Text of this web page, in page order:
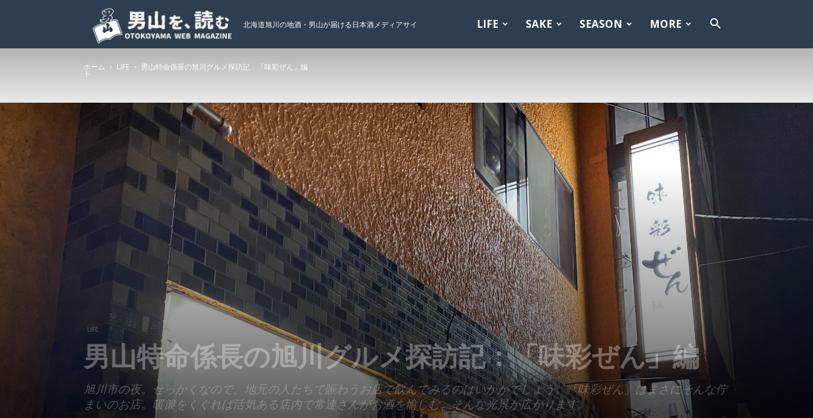
北海道旭川の地酒・男山が届ける日本酒メディアサイ
ト
LIFE SAKE SEASON MORE
ホーム LIFE 男山特命係長の旭川グルメ探訪記：「味彩ぜん」編
LIFE
男山特命係長の旭川グルメ探訪記：「味彩ぜん」編
旭川市の夜。せっかくなので、地元の人たちで賑わうお店で飲んでみるのはいかがでしょう。「味彩ぜん」はまさにそんな佇
まいのお店。暖簾をくぐれば活気ある店内で常連さんがお酒を愉しむ、そんな光景が広がります。